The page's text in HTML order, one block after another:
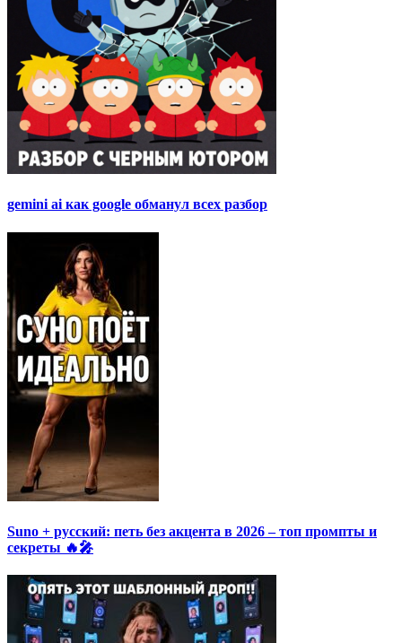
gemini ai как google обманул всех разбор
Suno + русский: петь без акцента в 2026 – топ промпты и
секреты 🔥🎤